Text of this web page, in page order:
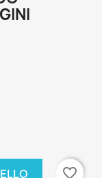
favorite_border